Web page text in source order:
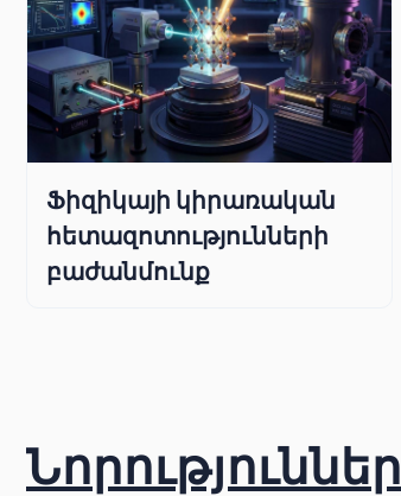
Ֆիզիկայի կիրառական
հետազոտությունների
բաժանմունք
Նորություններ